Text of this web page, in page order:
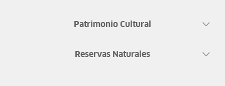
Patrimonio Cultural
Reservas Naturales